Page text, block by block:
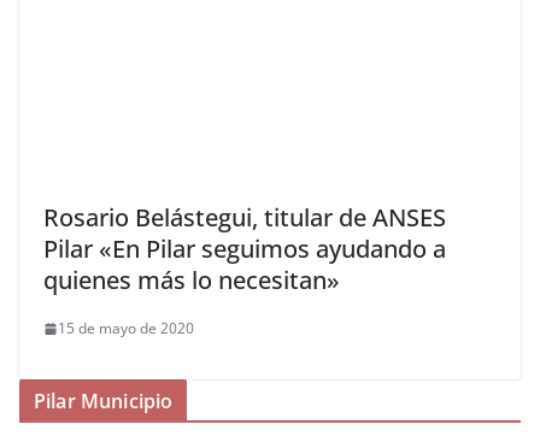
Rosario Belástegui, titular de ANSES
Pilar «En Pilar seguimos ayudando a
quienes más lo necesitan»
15 de mayo de 2020
Pilar Municipio